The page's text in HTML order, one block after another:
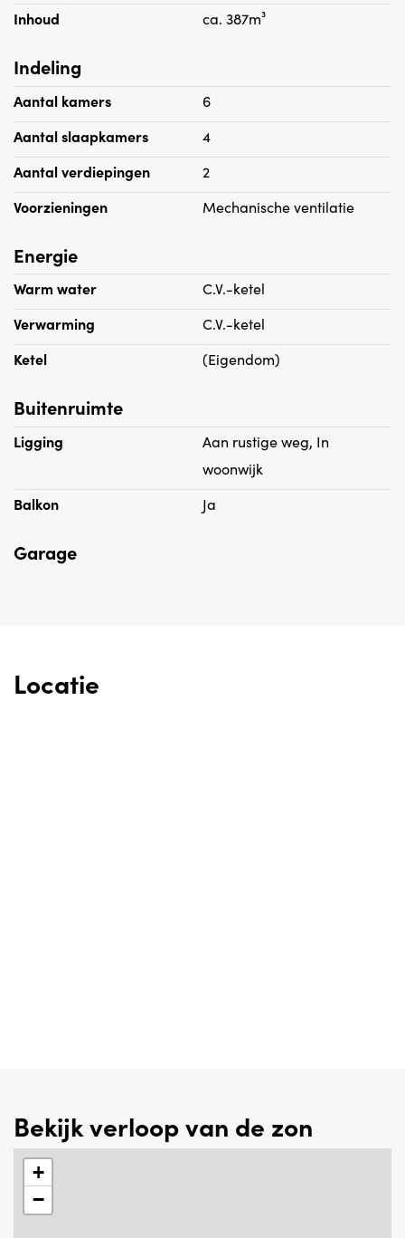
Inhoud ca. 387m³
Indeling
Aantal kamers
6
Aantal slaapkamers
4
Aantal verdiepingen
2
Voorzieningen
Mechanische ventilatie
Energie
Warm water
C.V.-ketel
Verwarming
C.V.-ketel
Ketel
(Eigendom)
Buitenruimte
Ligging
Aan rustige weg, In
woonwijk
Balkon
Ja
Garage
Locatie
Bekijk verloop van de zon
+
−